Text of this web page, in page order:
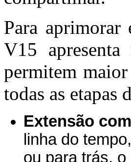
Para
V15
permitem
todas as etapas
Extensão
linha do
ou para trás,